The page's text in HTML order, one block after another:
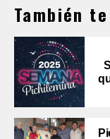
También